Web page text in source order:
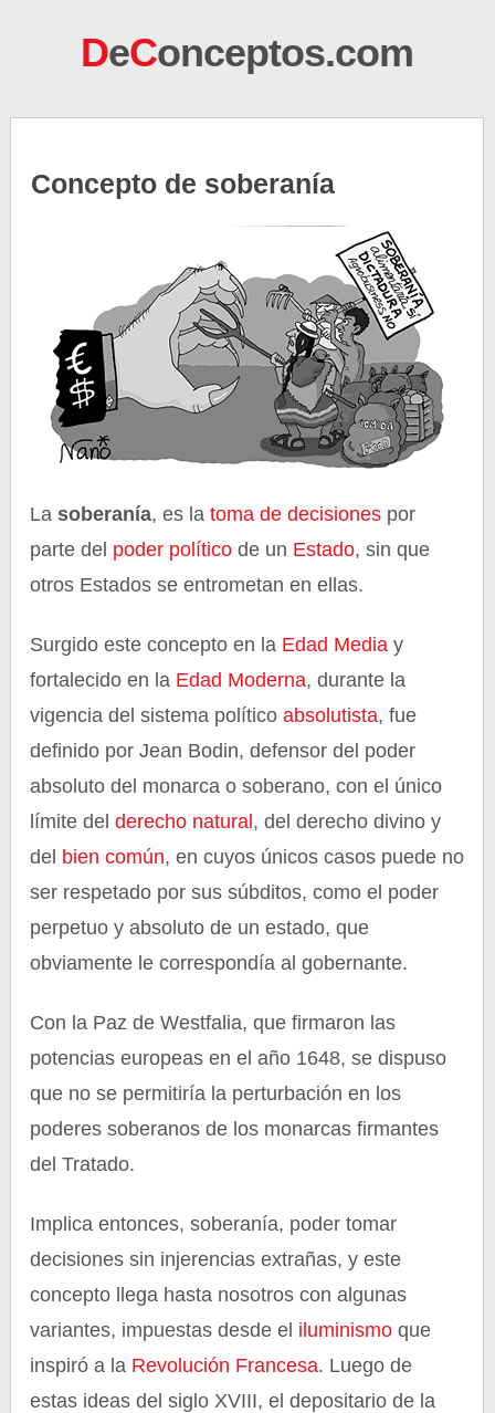
DeConceptos.com
Concepto de soberanía
La soberanía, es latoma de decisiones por
parte del poder político de un Estado, sin que
otros Estados se entrometan en ellas.
Surgido este concepto en la Edad Media y
fortalecido en la Edad Moderna, durante la
vigencia del sistema políticoabsolutista, fue
definido por Jean Bodin, defensor del poder
absoluto del monarca o soberano, con el único
límite delderecho natural , del derecho divino y
del bien común, en cuyos únicos casos puede no
ser respetado por sus súbditos, como el poder
perpetuo y absoluto de un estado, que
obviamente le correspondía al gobernante.
Con la Paz de Westfalia, que firmaron las
potencias europeas en el año 1648, se dispuso
que no se permitiría la perturbación en los
poderes soberanos de los monarcas firmantes
del Tratado.
Implica entonces, soberanía, poder tomar
decisiones sin injerencias extrañas, y este
concepto llega hasta nosotros con algunas
variantes, impuestas desde el iluminismo que
inspiró a la Revolución Francesa. Luego de
estas ideas del siglo XVIII, el depositario de la